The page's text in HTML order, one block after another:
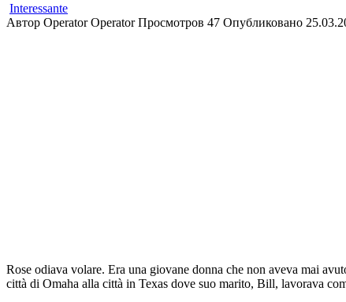
Interessante
Автор Operator Operator Просмотров 47 Опубликовано
Rose odiava volare. Era una giovane donna che non aveva mai
città di Omaha alla città in Texas dove suo marito, Bill, lavorava